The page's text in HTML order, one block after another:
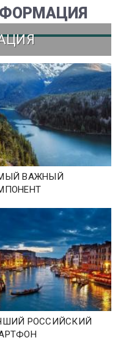
ВАЖНЫЙ
РОССИЙСКИЙ